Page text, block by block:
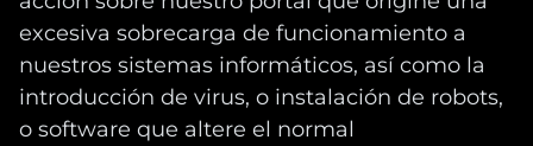
excesiva sobrecarga de funcionamiento a
nuestros sistemas informáticos, así como la
introducción de virus, o instalación de robots,
o software que altere el normal